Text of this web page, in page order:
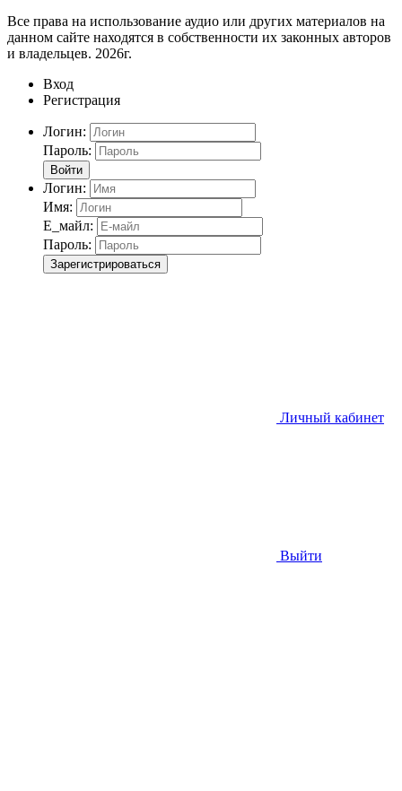
Все права на использование аудио или других материалов на
данном сайте находятся в собственности их законных авторов
и владельцев. 2026г.
Вход
Регистрация
Логин:
Пароль:
Войти
Логин:
Имя:
Е_майл:
Пароль:
Зарегистрироваться
Личный кабинет
Выйти